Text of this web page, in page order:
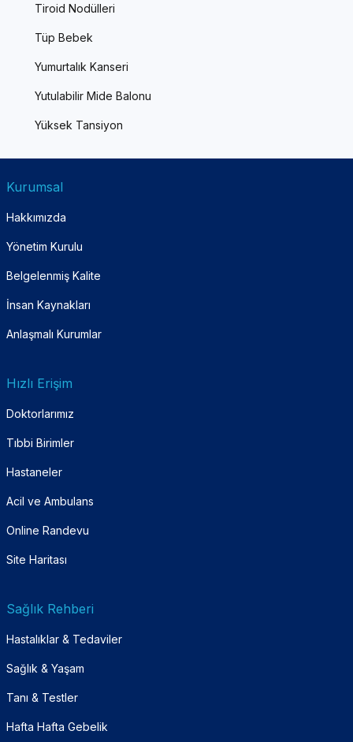
Tiroid Nodülleri
Tüp Bebek
Yumurtalık Kanseri
Yutulabilir Mide Balonu
Yüksek Tansiyon
Kurumsal
Hakkımızda
Yönetim Kurulu
Belgelenmiş Kalite
İnsan Kaynakları
Anlaşmalı Kurumlar
Hızlı Erişim
Doktorlarımız
Tıbbi Birimler
Hastaneler
Acil ve Ambulans
Online Randevu
Site Haritası
Sağlık Rehberi
Hastalıklar & Tedaviler
Sağlık & Yaşam
Tanı & Testler
Hafta Hafta Gebelik